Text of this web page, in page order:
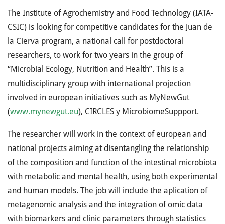
The Institute of Agrochemistry and Food Technology (IATA-
CSIC) is looking for competitive candidates for the Juan de
la Cierva program, a national call for postdoctoral
researchers, to work for two years in the group of
“Microbial Ecology, Nutrition and Health”. This is a
multidisciplinary group with international projection
involved in european initiatives such as MyNewGut
(www.mynewgut.eu), CIRCLES y MicrobiomeSuppport.
The researcher will work in the context of european and
national projects aiming at disentangling the relationship
of the composition and function of the intestinal microbiota
with metabolic and mental health, using both experimental
and human models. The job will include the aplication of
metagenomic analysis and the integration of omic data
with biomarkers and clinic parameters through statistics